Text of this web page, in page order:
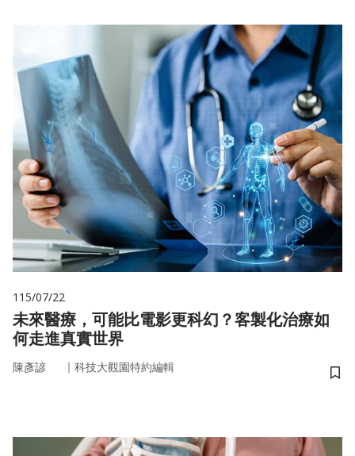
115/07/22
未來醫療，可能比電影更科幻？客製化治療如
何走進真實世界
陳彥諺 ｜ 科技大觀園特約編輯
儲